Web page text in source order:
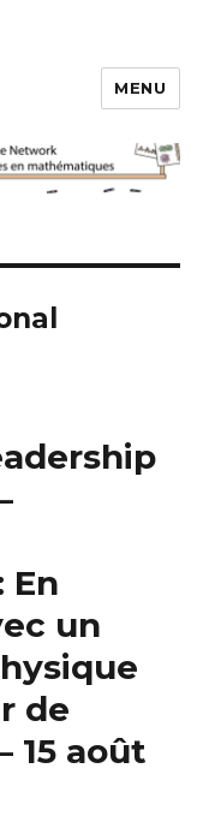
en
MENU
En
un
de
15 août